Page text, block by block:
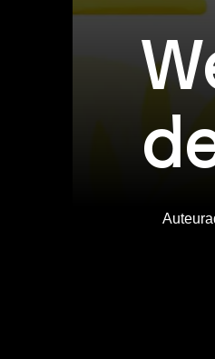
Auteur